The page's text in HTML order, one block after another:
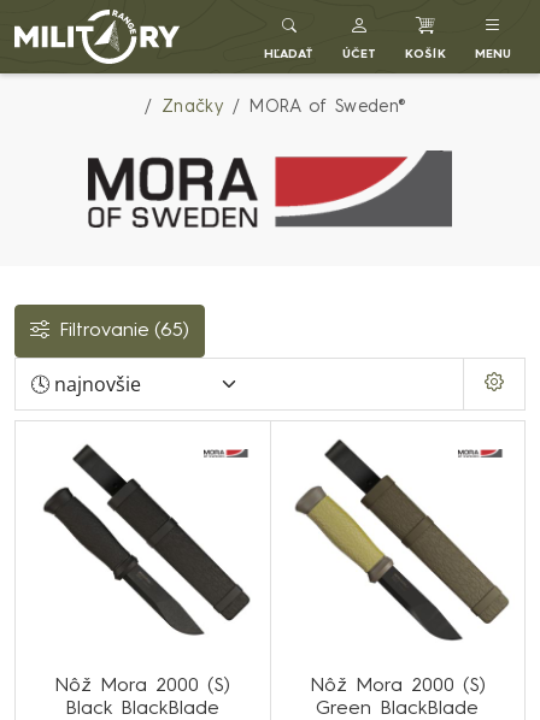
Army shop MILITARY RANGE SK
HĽADAŤ ÚČET KOŠÍK MENU
Značky MORA of Sweden®
Filtrovanie (65)
Nôž Mora 2000 (S)
Black BlackBlade
Nôž Mora 2000 (S)
Green BlackBlade